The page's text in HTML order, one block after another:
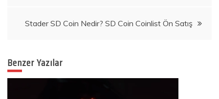
Stader SD Coin Nedir? SD Coin Coinlist Ön Satış
Benzer Yazılar